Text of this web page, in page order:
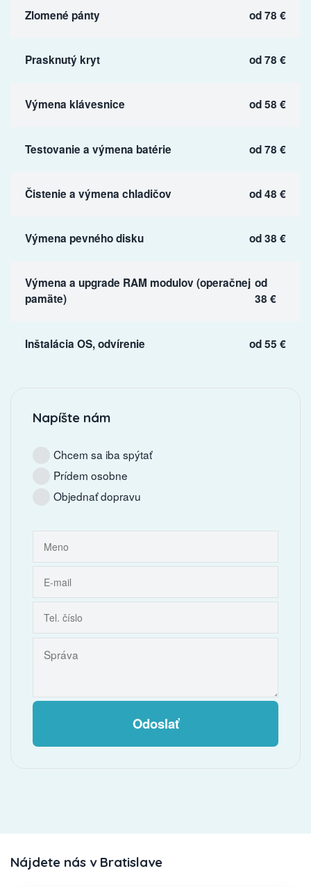
Zlomené pánty od 78 €
Prasknutý kryt od 78 €
Výmena klávesnice od 58 €
Testovanie a výmena batérie od 78 €
Čistenie a výmena chladičov od 48 €
Výmena pevného disku od 38 €
Výmena a upgrade RAM modulov (operačnej
pamäte)
od
38 €
Inštalácia OS, odvírenie od 55 €
Napíšte nám
Chcem sa iba spýtať
Prídem osobne
Objednať dopravu
Odoslať
Nájdete nás v Bratislave